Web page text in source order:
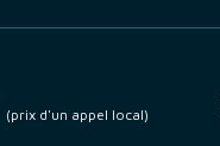
(prix d'un appel local)